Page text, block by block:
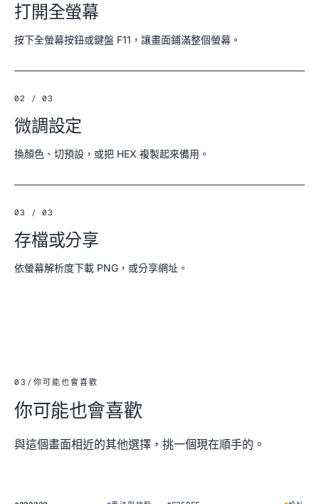
打開全螢幕
按下全螢幕按鈕或鍵盤 F11，讓畫面鋪滿整個螢幕。
02 / 03
微調設定
換顏色、切預設，或把 HEX 複製起來備用。
03 / 03
存檔或分享
依螢幕解析度下載 PNG，或分享網址。
03 / 你可能也會喜歡
你可能也會喜歡
與這個畫面相近的其他選擇，挑一個現在順手的。
★ ★